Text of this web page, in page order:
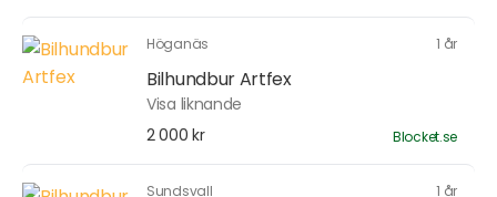
Höganäs 1 år
Bilhundbur Artfex
Visa liknande
2 000 kr
Blocket.se
Sundsvall 1 år